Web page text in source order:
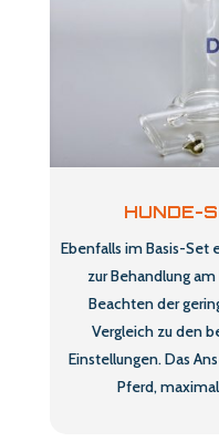
HUNDE-
Ebenfalls im Basis-Set
zur Behandlung
Beachten der
Vergleich zu den
Einstellungen. Das
Pferd,